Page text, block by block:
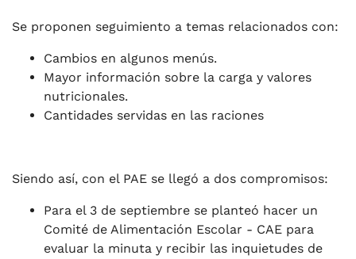
Se proponen seguimiento a temas relacionados con:
Cambios en algunos menús.
Mayor información sobre la carga y valores
nutricionales.
Cantidades servidas en las raciones
Siendo así, con el PAE se llegó a dos compromisos:
Para el 3 de septiembre se planteó hacer un
Comité de Alimentación Escolar - CAE para
evaluar la minuta y recibir las inquietudes de